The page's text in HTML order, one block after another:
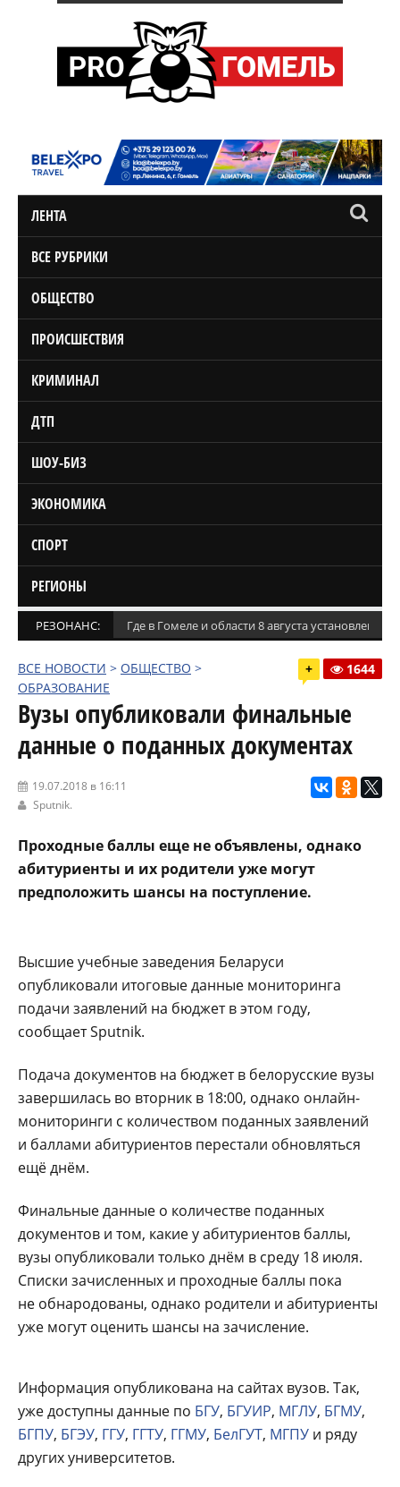
ЛЕНТА
ВСЕ РУБРИКИ
ОБЩЕСТВО
ПРОИСШЕСТВИЯ
КРИМИНАЛ
ДТП
ШОУ-БИЗ
ЭКОНОМИКА
СПОРТ
РЕГИОНЫ
РЕЗОНАНС: Где в Гомеле и области 8 августа установлены
ВСЕ НОВОСТИ > ОБЩЕСТВО >
ОБРАЗОВАНИЕ
+ 1644
Вузы опубликовали финальные
данные о поданных документах
19.07.2018 в 16:11
Sputnik.
Проходные баллы еще не объявлены, однако
абитуриенты и их родители уже могут
предположить шансы на поступление.
Высшие учебные заведения Беларуси
опубликовали итоговые данные мониторинга
подачи заявлений на бюджет в этом году,
сообщает Sputnik.
Подача документов на бюджет в белорусские вузы
завершилась во вторник в 18:00, однако онлайн-
мониторинги с количеством поданных заявлений
и баллами абитуриентов перестали обновляться
ещё днём.
Финальные данные о количестве поданных
документов и том, какие у абитуриентов баллы,
вузы опубликовали только днём в среду 18 июля.
Списки зачисленных и проходные баллы пока
не обнародованы, однако родители и абитуриенты
уже могут оценить шансы на зачисление.
Информация опубликована на сайтах вузов. Так,
уже доступны данные по БГУ, БГУИР, МГЛУ, БГМУ,
БГПУ, БГЭУ, ГГУ, ГГТУ, ГГМУ, БелГУТ, МГПУ и ряду
других университетов.